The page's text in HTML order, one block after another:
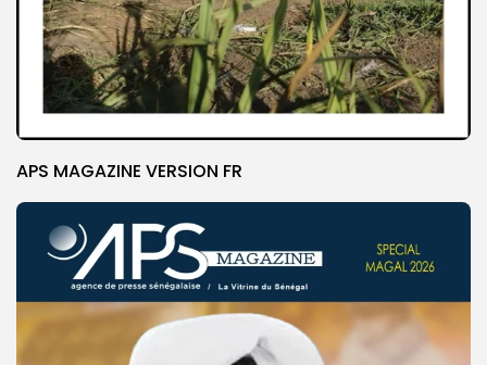
APS MAGAZINE VERSION FR